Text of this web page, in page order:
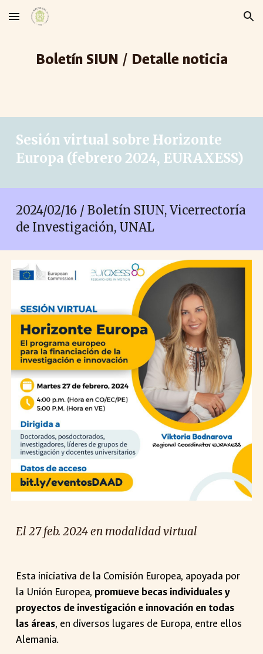
Skip to main content Skip to navigation
Boletín SIUN / Detalle noticia
Sesión virtual sobre Horizonte
Europa (febrero 2024, EURAXESS)
2024/02/16 / Boletín SIUN, Vicerrectoría
de Investigación, UNAL
El 27 feb. 2024en modalidad virtual
Esta iniciativa de la Comisión Europea, apoyada por
la Unión Europea, promueve becas individuales y
proyectos de investigación e innovación en todas
las áreas, en diversos lugares de Europa, entre ellos
Alemania.